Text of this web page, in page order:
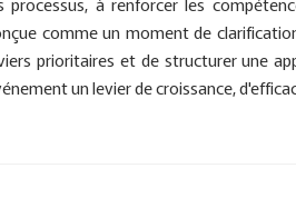
comme un moment de
prioritaires et de structurer une
un levier de croissance,